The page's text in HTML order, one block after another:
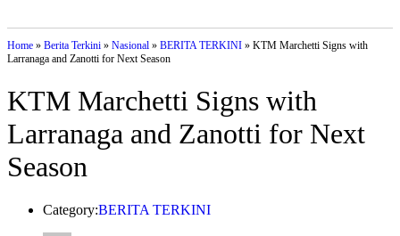
Home » Berita Terkini » Nasional » BERITA TERKINI » KTM Marchetti Signs with
Larranaga and Zanotti for Next Season
KTM Marchetti Signs with
Larranaga and Zanotti for Next
Season
Category:BERITA TERKINI